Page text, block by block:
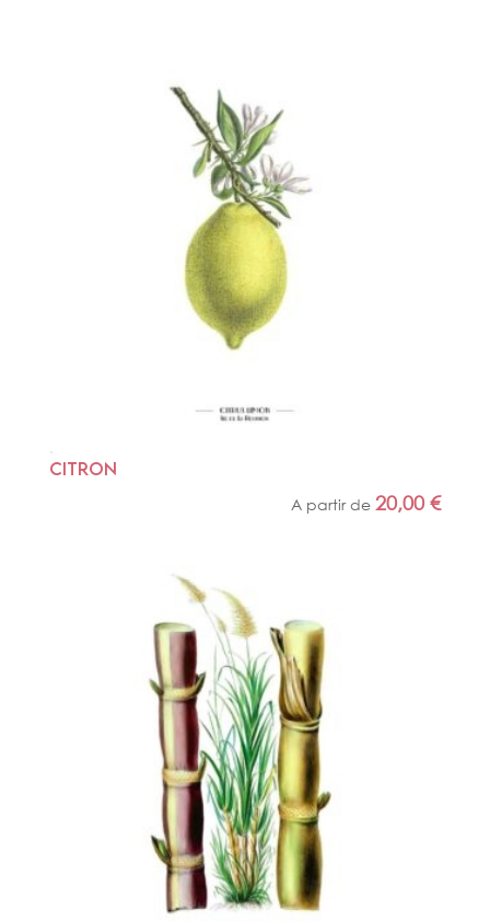
CITRON
A partir de20,00€